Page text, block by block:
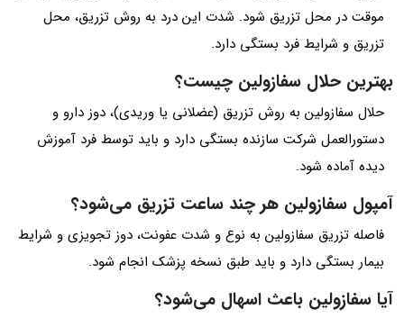
موقت در محل تزریق شود. شدت این درد به روش تزریق، محل
تزریق و شرایط فرد بستگی دارد.
بهترین حلال سفازولین چیست؟
حلال سفازولین به روش تزریق (عضلانی یا وریدی)، دوز دارو و
دستورالعمل شرکت سازنده بستگی دارد و باید توسط فرد آموزش‌
دیده آماده شود.
آمپول سفازولین هر چند ساعت تزریق می‌شود؟
فاصله تزریق سفازولین به نوع و شدت عفونت، دوز تجویزی و شرایط
بیمار بستگی دارد و باید طبق نسخه پزشک انجام شود.
آیا سفازولین باعث اسهال می‌شود؟